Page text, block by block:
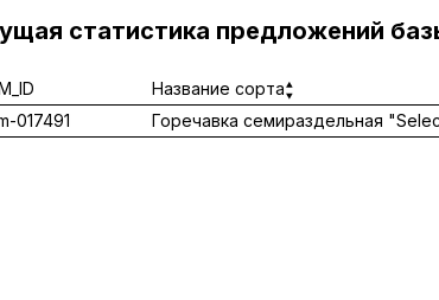
статистика предложений
Название сорта
017491
Горечавка семираздельная